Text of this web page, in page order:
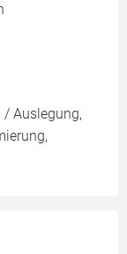
/ Auslegung,